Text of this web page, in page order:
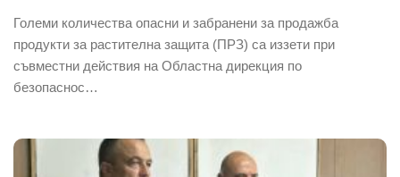
Големи количества опасни и забранени за продажба
продукти за растителна защита (ПРЗ) са иззети при
съвместни действия на Областна дирекция по
безопаснос…